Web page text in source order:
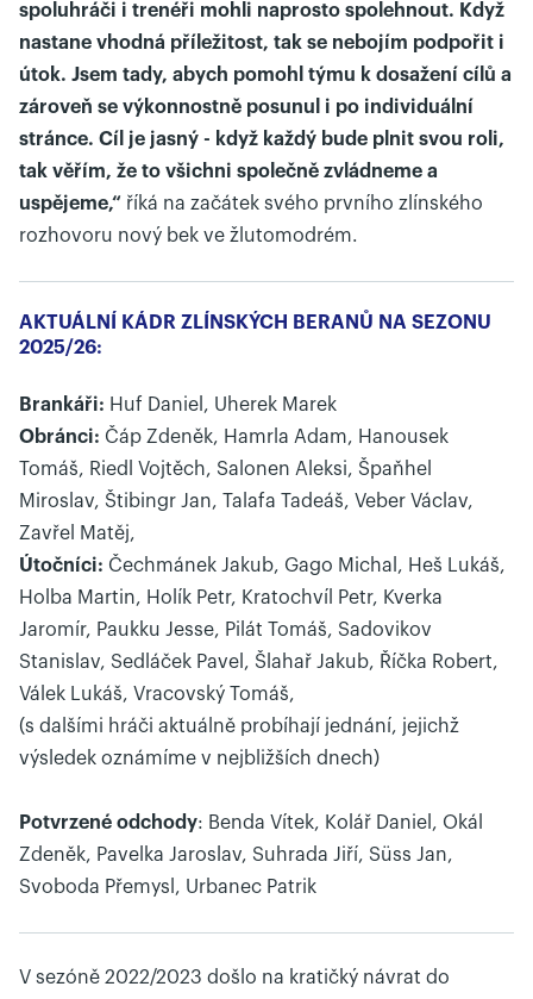
spoluhráči i trenéři mohli naprosto spolehnout. Když
nastane vhodná příležitost, tak se nebojím podpořit i
útok. Jsem tady, abych pomohl týmu k dosažení cílů a
zároveň se výkonnostně posunul i po individuální
stránce. Cíl je jasný - když každý bude plnit svou roli,
tak věřím, že to všichni společně zvládneme a
uspějeme,“ říká na začátek svého prvního zlínského
rozhovoru nový bek ve žlutomodrém.
AKTUÁLNÍ KÁDR ZLÍNSKÝCH BERANŮ NA SEZONU
2025/26:
Brankáři: Huf Daniel, Uherek Marek
Obránci: Čáp Zdeněk, Hamrla Adam, Hanousek
Tomáš, Riedl Vojtěch, Salonen Aleksi, Špaňhel
Miroslav, Štibingr Jan, Talafa Tadeáš, Veber Václav,
Zavřel Matěj,
Útočníci: Čechmánek Jakub, Gago Michal, Heš Lukáš,
Holba Martin, Holík Petr, Kratochvíl Petr, Kverka
Jaromír, Paukku Jesse, Pilát Tomáš, Sadovikov
Stanislav, Sedláček Pavel, Šlahař Jakub, Říčka Robert,
Válek Lukáš, Vracovský Tomáš,
(s dalšími hráči aktuálně probíhají jednání, jejichž
výsledek oznámíme v nejbližších dnech)
Potvrzené odchody: Benda Vítek, Kolář Daniel, Okál
Zdeněk, Pavelka Jaroslav, Suhrada Jiří, Süss Jan,
Svoboda Přemysl, Urbanec Patrik
V sezóně 2022/2023 došlo na kratičký návrat do